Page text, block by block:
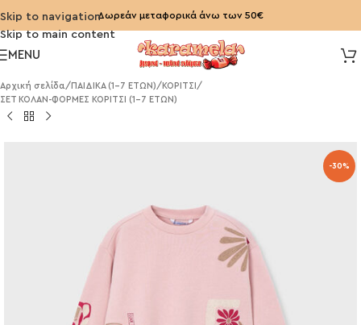
Skip to navigation
Skip to main content
Δωρεάν μεταφορικά άνω των 50€
MENU
Αρχική σελίδα/ ΠΑΙΔΙΚΑ (1-7 ΕΤΩΝ)/ ΚΟΡΙΤΣΙ /
ΣΕΤ ΚΟΛΑΝ-ΦΟΡΜΕΣ ΚΟΡΙΤΣΙ (1-7 ΕΤΩΝ)
-30%